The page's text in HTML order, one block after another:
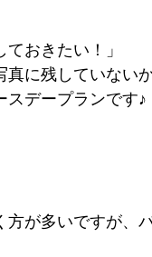
おきたい！」
真に残していない
スデープランです♪
方が多いですが、